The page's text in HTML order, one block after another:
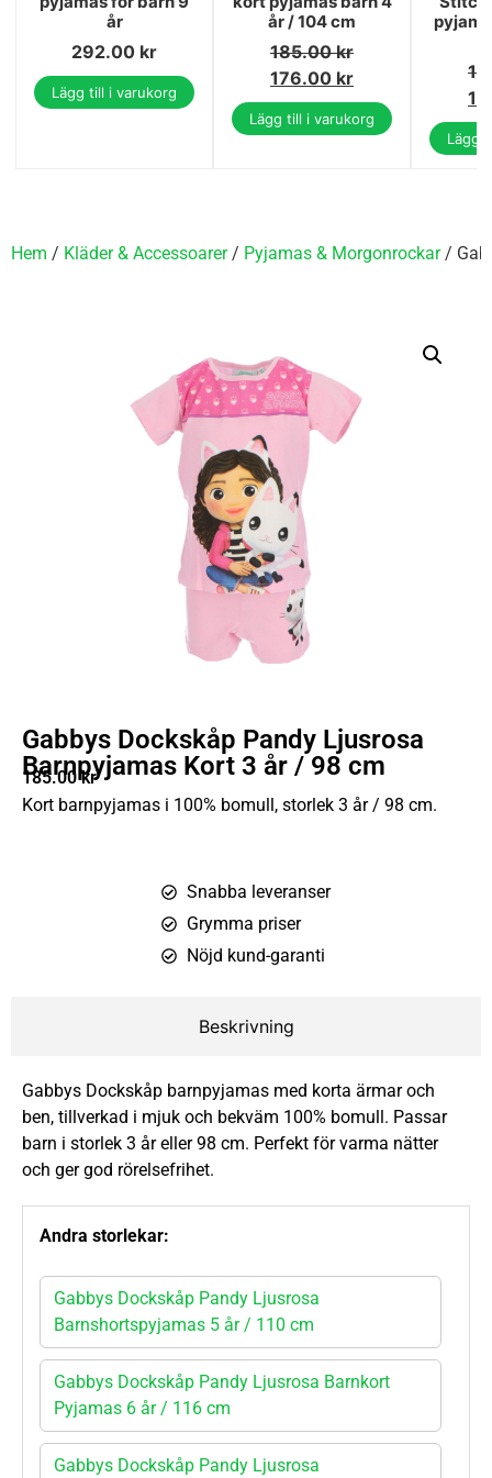
år
292.00 kr
Lägg till i varukorg
år / 104 cm
185.00kr
176.00 kr
Lägg till i varukorg
Lägg
Hem / Kläder & Accessoarer/ Pyjamas & Morgonrockar/
Gabbys Dockskåp Pandy Ljusrosa
Barnpyjamas Kort 3 år / 98 cm
185.00kr
Kort barnpyjamas i 100% bomull, storlek 3 år / 98 cm.
Snabba leveranser
Grymma priser
Nöjd kund-garanti
Beskrivning
Gabbys Dockskåp barnpyjamas med korta ärmar och
ben, tillverkad i mjuk och bekväm 100% bomull. Passar
barn i storlek 3 år eller 98 cm. Perfekt för varma nätter
och ger god rörelsefrihet.
Andra storlekar:
Gabbys Dockskåp Pandy Ljusrosa
Barnshortspyjamas 5 år / 110 cm
Gabbys Dockskåp Pandy Ljusrosa Barnkort
Pyjamas 6 år / 116 cm
Gabbys Dockskåp Pandy Ljusrosa